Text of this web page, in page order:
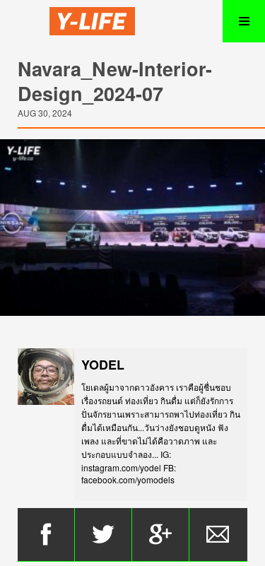
Navara_New-Interior-
Design_2024-07
AUG 30, 2024
YODEL
โยเดลผู้มาจากดาวอังคาร เราคือผู้ชื่นชอบ
เรื่องรถยนต์ ท่องเที่ยว กินดื่ม แต่ก็ยังรักการ
ปั่นจักรยานเพราะสามารถพาไปท่องเที่ยว กิน
ดื่มได้เหมือนกัน...วันว่างยังชอบดูหนัง ฟัง
เพลง และที่ขาดไม่ได้คือวาดภาพ และ
ประกอบแบบจำลอง... IG:
instagram.com/yodel FB:
facebook.com/yomodels